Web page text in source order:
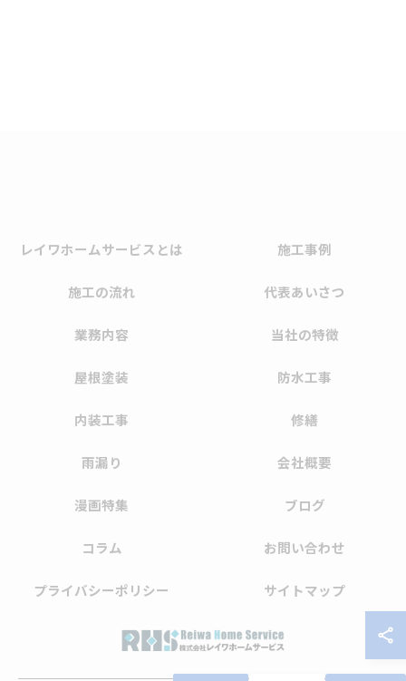
レイワホームサービスとは 施工事例
施工の流れ 代表あいさつ
業務内容 当社の特徴
屋根塗装 防水工事
内装工事 修繕
雨漏り 会社概要
漫画特集 ブログ
コラム お問い合わせ
プライバシーポリシー サイトマップ